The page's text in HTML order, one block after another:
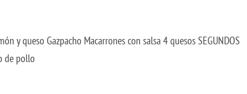
y queso Gazpacho Macarrones con salsa 4 quesos SEGUNDOS
de pollo